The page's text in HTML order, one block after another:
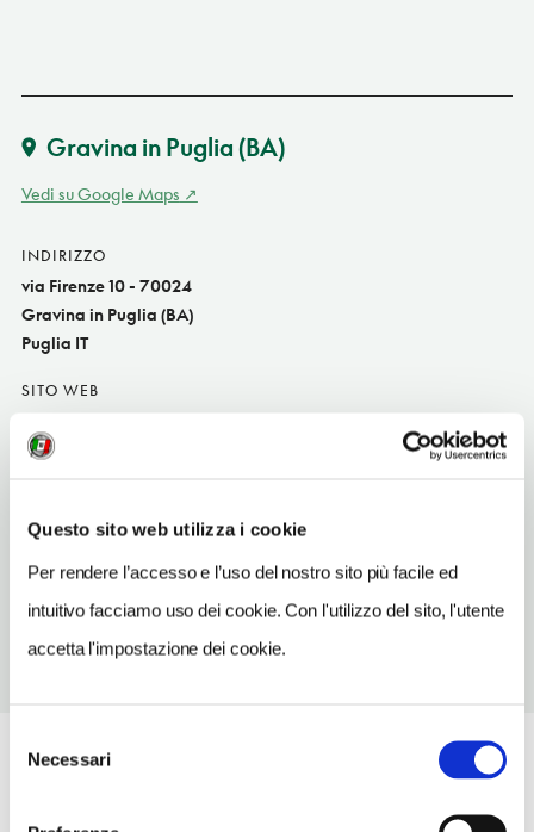
Questo sito web utilizza i cookie
Per rendere l’accesso e l’uso del nostro sito più facile ed
intuitivo facciamo uso dei cookie. Con l'utilizzo del sito, l'utente
accetta l'impostazione dei cookie.
delNecessari
Gravina in Puglia (BA)
Vedi su Google Maps
INDIRIZZO
via Firenze 10 - 70024
Gravina in Puglia (BA)
Puglia IT
SITO WEB
TELEFONO
0803262268